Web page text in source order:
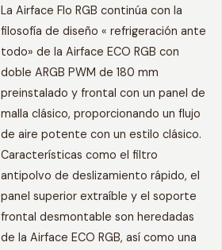
La Airface Flo RGB continúa con la
filosofía de diseño « refrigeración ante
todo» de la Airface ECO RGB con
doble ARGB PWM de 180 mm
preinstalado y frontal con un panel de
malla clásico, proporcionando un flujo
de aire potente con un estilo clásico.
Características como el filtro
antipolvo de deslizamiento rápido, el
panel superior extraíble y el soporte
frontal desmontable son heredadas
de la Airface ECO RGB, así como una